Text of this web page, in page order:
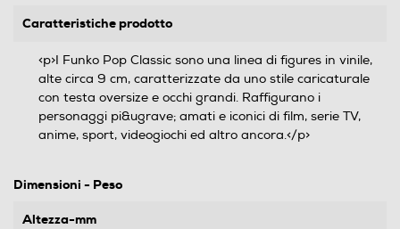
Caratteristiche prodotto
<p>I Funko Pop Classic sono una linea di figures in vinile,
alte circa 9 cm, caratterizzate da uno stile caricaturale
con testa oversize e occhi grandi. Raffigurano i
personaggi pi&ugrave; amati e iconici di film, serie TV,
anime, sport, videogiochi ed altro ancora.</p>
Dimensioni - Peso
Altezza-mm